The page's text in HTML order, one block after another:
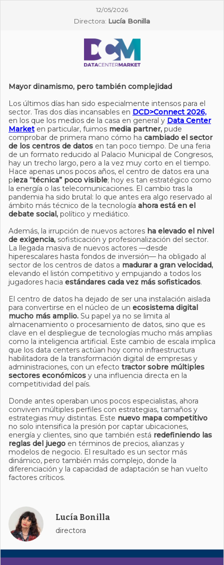
12/05/2026
Directora: Lucía Bonilla
Mayor dinamismo, pero también complejidad
Los últimos días han sido especialmente intensos para el
sector. Tras dos días incansables en DCD>Connect 2026,
en los que los medios de la casa en general y Data Center
Marketen particular, fuimos media partner, pude
comprobar de primera mano cómo ha cambiado el sector
de los centros de datos en tan poco tiempo. De una feria
de un formato reducido al Palacio Municipal de Congresos,
hay un trecho largo, pero a la vez muy corto en el tiempo.
Hace apenas unos pocos años, el centro de datos era una
pieza “técnica” poco visible; hoy es tan estratégico como
la energía o las telecomunicaciones. El cambio tras la
pandemia ha sido brutal: lo que antes era algo reservado al
ámbito más técnico de la tecnología ahora está en el
debate social, político y mediático.
Además, la irrupción de nuevos actores ha elevado el nivel
de exigencia, sofisticación y profesionalización del sector.
La llegada masiva de nuevos actores —desde
hiperescalares hasta fondos de inversión— ha obligado al
sector de los centros de datos a madurar a gran velocidad,
elevando el listón competitivo y empujando a todos los
jugadores hacia estándares cada vez más sofisticados.
El centro de datos ha dejado de ser una instalación aislada
para convertirse en el núcleo de un ecosistema digital
mucho más amplio. Su papel ya no se limita al
almacenamiento o procesamiento de datos, sino que es
clave en el despliegue de tecnologías mucho más amplias
como la inteligencia artificial. Este cambio de escala implica
que los data centers actúan hoy como infraestructura
habilitadora de la transformación digital de empresas y
administraciones, con un efecto tractor sobre múltiples
sectores económicos y una influencia directa en la
competitividad del país.
Donde antes operaban unos pocos especialistas, ahora
conviven múltiples perfiles con estrategias, tamaños y
estrategias muy distintas. Este nuevo mapa competitivo
no solo intensifica la presión por captar ubicaciones,
energía y clientes, sino que también está redefiniendo las
reglas del juego en términos de precios, alianzas y
modelos de negocio. El resultado es un sector más
dinámico, pero también más complejo, donde la
diferenciación y la capacidad de adaptación se han vuelto
factores críticos.
Lucía Bonilla
directora